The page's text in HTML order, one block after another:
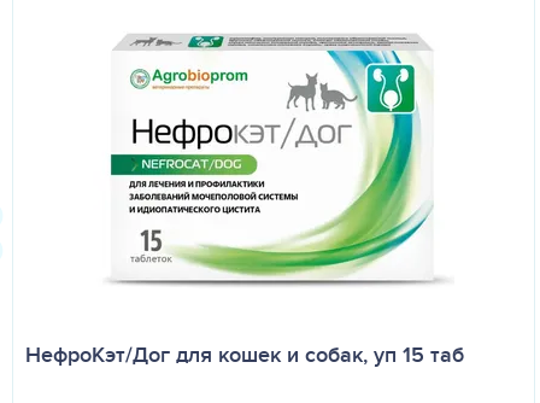
НефроКэт/Дог для кошек и собак, уп 15 таб